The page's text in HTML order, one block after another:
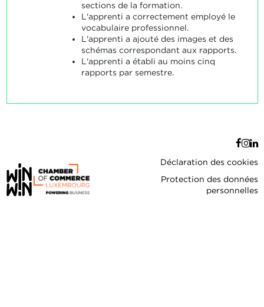
sections de la formation.
L'apprenti a correctement employé le
vocabulaire professionnel.
L'apprenti a ajouté des images et des
schémas correspondant aux rapports.
L'apprenti a établi au moins cinq
rapports par semestre.
Déclaration des cookies
Protection des données
personnelles